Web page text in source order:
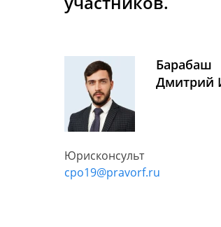
Барабаш
Дмитрий
Юрисконсульт
cpo19@pravorf.ru